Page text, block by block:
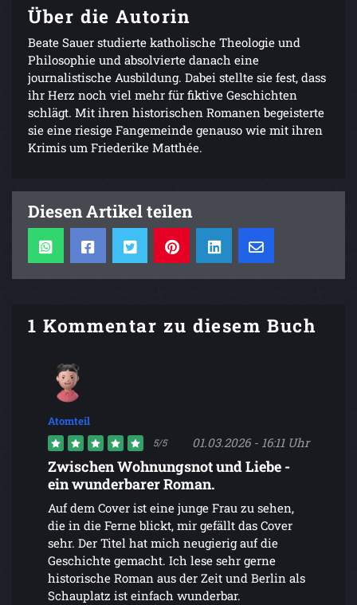
Über die Autorin
Beate Sauer studierte katholische Theologie und
Philosophie und absolvierte danach eine
journalistische Ausbildung. Dabei stellte sie fest, dass
ihr Herz noch viel mehr für fiktive Geschichten
schlägt. Mit ihren historischen Romanen begeisterte
sie eine riesige Fangemeinde genauso wie mit ihren
Krimis um Friederike Matthée.
Diesen Artikel teilen
1 Kommentar zu diesem Buch
Atomteil
5/5 01.03.2026 - 16:11 Uhr
Zwischen Wohnungsnot und Liebe -
ein wunderbarer Roman.
Auf dem Cover ist eine junge Frau zu sehen,
die in die Ferne blickt, mir gefällt das Cover
sehr. Der Titel hat mich neugierig auf die
Geschichte gemacht. Ich lese sehr gerne
historische Roman aus der Zeit und Berlin als
Schauplatz ist einfach wunderbar.